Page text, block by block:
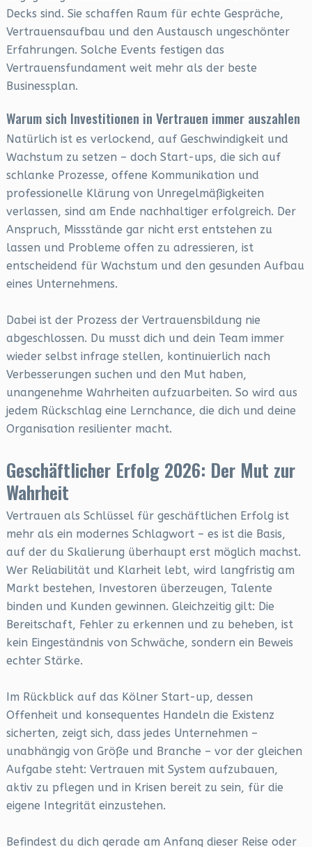
Decks sind. Sie schaffen Raum für echte Gespräche,
Vertrauensaufbau und den Austausch ungeschönter
Erfahrungen. Solche Events festigen das
Vertrauensfundament weit mehr als der beste
Businessplan.
Warum sich Investitionen in Vertrauen immer auszahlen
Natürlich ist es verlockend, auf Geschwindigkeit und
Wachstum zu setzen – doch Start-ups, die sich auf
schlanke Prozesse, offene Kommunikation und
professionelle Klärung von Unregelmäßigkeiten
verlassen, sind am Ende nachhaltiger erfolgreich. Der
Anspruch, Missstände gar nicht erst entstehen zu
lassen und Probleme offen zu adressieren, ist
entscheidend für Wachstum und den gesunden Aufbau
eines Unternehmens.
Dabei ist der Prozess der Vertrauensbildung nie
abgeschlossen. Du musst dich und dein Team immer
wieder selbst infrage stellen, kontinuierlich nach
Verbesserungen suchen und den Mut haben,
unangenehme Wahrheiten aufzuarbeiten. So wird aus
jedem Rückschlag eine Lernchance, die dich und deine
Organisation resilienter macht.
Geschäftlicher Erfolg 2026: Der Mut zur
Wahrheit
Vertrauen als Schlüssel für geschäftlichen Erfolg ist
mehr als ein modernes Schlagwort – es ist die Basis,
auf der du Skalierung überhaupt erst möglich machst.
Wer Reliabilität und Klarheit lebt, wird langfristig am
Markt bestehen, Investoren überzeugen, Talente
binden und Kunden gewinnen. Gleichzeitig gilt: Die
Bereitschaft, Fehler zu erkennen und zu beheben, ist
kein Eingeständnis von Schwäche, sondern ein Beweis
echter Stärke.
Im Rückblick auf das Kölner Start-up, dessen
Offenheit und konsequentes Handeln die Existenz
sicherten, zeigt sich, dass jedes Unternehmen –
unabhängig von Größe und Branche – vor der gleichen
Aufgabe steht: Vertrauen mit System aufzubauen,
aktiv zu pflegen und in Krisen bereit zu sein, für die
eigene Integrität einzustehen.
Befindest du dich gerade am Anfang dieser Reise oder